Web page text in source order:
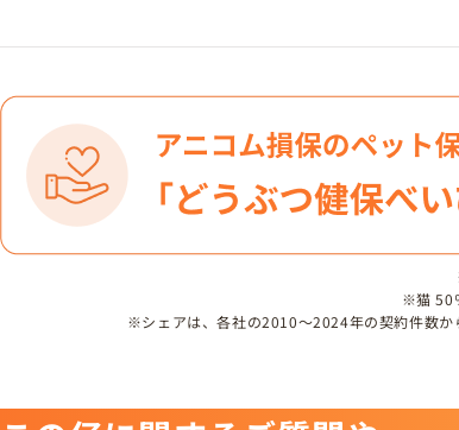
※猫 50
※シェアは、各社の2010～2024年の契約件数か